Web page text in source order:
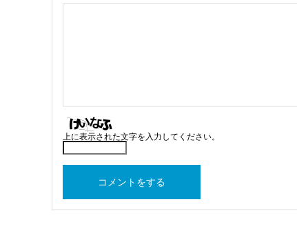
上に表示された文字を入力してください。